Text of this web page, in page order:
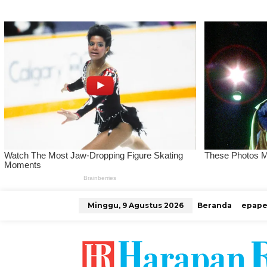
Minggu, 9 Agustus 2026 Beranda